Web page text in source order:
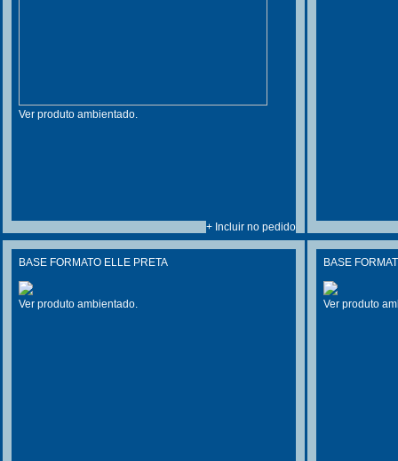
Ver produto ambientado.
+ Incluir no pedido
BASE FORMATO ELLE PRETA
Ver produto ambientado.
BASE
Ver produto